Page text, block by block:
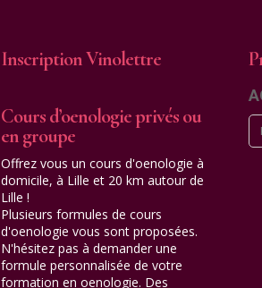
Inscription Vinolettre
Cours d’oenologie privés ou
en groupe
Offrez vous un cours d'oenologie à
domicile, à Lille et 20 km autour de
Lille !
Plusieurs formules de cours
d'oenologie vous sont proposées.
N'hésitez pas à demander une
formule personnalisée de votre
formation en oenologie. Des